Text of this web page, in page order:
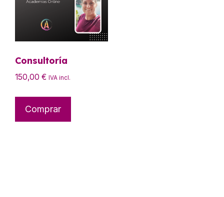
Consultoría
150,00 € IVA incl.
Comprar